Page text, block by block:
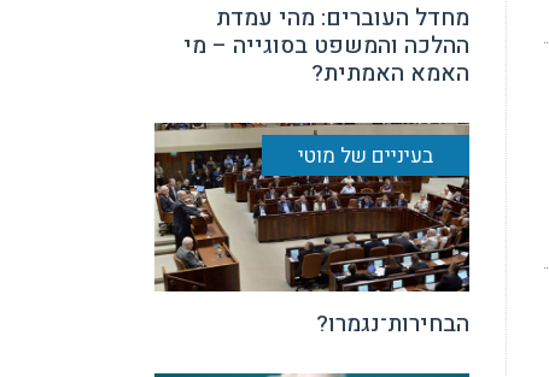
מחדל העוברים: מהי עמדת
ההלכה והמשפט בסוגייה – מי
האמא האמתית?
בעיניים של מוטי
הבחירות־נגמרו?